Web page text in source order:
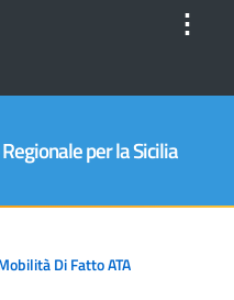
⋮
per la Sicilia
Di Fatto ATA